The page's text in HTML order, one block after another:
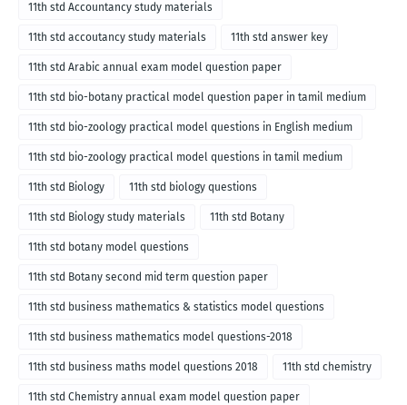
11th std Accountancy study materials
11th std accoutancy study materials 11th std answer key
11th std Arabic annual exam model question paper
11th std bio-botany practical model question paper in tamil medium
11th std bio-zoology practical model questions in English medium
11th std bio-zoology practical model questions in tamil medium
11th std Biology 11th std biology questions
11th std Biology study materials 11th std Botany
11th std botany model questions
11th std Botany second mid term question paper
11th std business mathematics & statistics model questions
11th std business mathematics model questions-2018
11th std business maths model questions 2018 11th std chemistry
11th std Chemistry annual exam model question paper